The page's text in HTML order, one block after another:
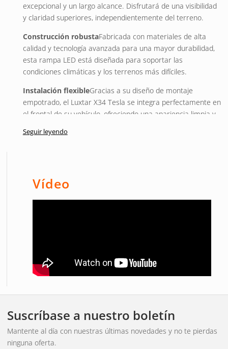
excepcional y un largo alcance. Disfrutará de una visibilidad
y claridad superiores, independientemente del terreno.
Construcción robustaFabricada con materiales de alta
calidad y tecnología avanzada para una mayor durabilidad,
esta rampa LED está diseñada para soportar las
condiciones climáticas y los terrenos más difíciles.
Instalación flexibleGracias a su diseño de montaje
empotrado, el Luxtar X34 Tesla se integra perfectamente en
el frontal de su vehículo, ofreciendo una apariencia limpia y
convierte en una mejora ideal para cualquier vehículo.
aumentará su seguridad y visibilidad, brindándole la
confianza para afrontar cualquier desafío en el camino.
Mejora la iluminación de tu coche con el paquete de barra
de luces LED Luxtar X34 para Tesla y experimenta un nuevo
Seguir leyendo
Vídeo
Suscríbase a nuestro boletín
Mantente al día con nuestras últimas novedades y no te pierdas
ninguna oferta.